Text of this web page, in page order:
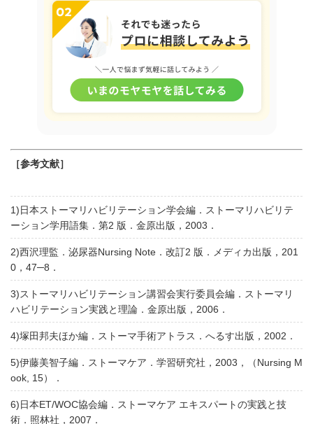
［参考文献］
1)日本ストーマリハビリテーション学会編．ストーマリハビリテ
ーション学用語集．第2 版．金原出版，2003．
2)西沢理監．泌尿器Nursing Note．改訂2 版．メディカ出版，201
0，47─8．
3)ストーマリハビリテーション講習会実行委員会編．ストーマリ
ハビリテーション実践と理論．金原出版，2006．
4)塚田邦夫ほか編．ストーマ手術アトラス．へるす出版，2002．
5)伊藤美智子編．ストーマケア．学習研究社，2003，（Nursing M
ook, 15）．
6)日本ET/WOC協会編．ストーマケア エキスパートの実践と技
術．照林社，2007．